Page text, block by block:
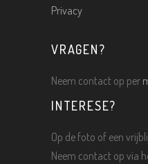
Privacy
VRAGEN?
Neem contact op per
INTERESE?
Op de foto of een
Neem contact op via